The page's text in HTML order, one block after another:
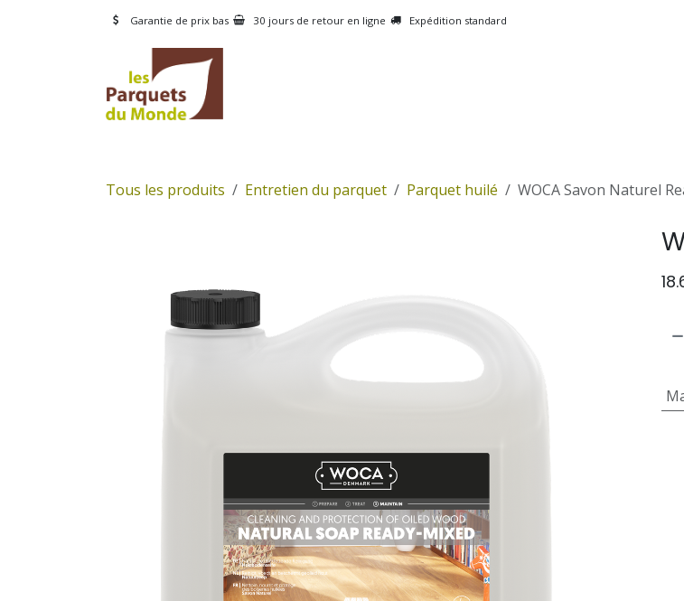
Se rendre au contenu
Garantie de prix bas 30 jours de retour en ligne Expédition standard
Tous les produits Entretien du parquet Parquet huilé WOCA Savon Naturel